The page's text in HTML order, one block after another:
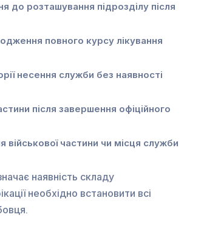
до розташування підрозділу після
повного курсу лікування
несення служби без наявності
після завершення офіційного
частини чи місця служби
наявність складу
необхідно встановити всі